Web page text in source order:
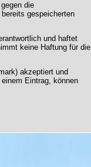
die
gespeicherten
und haftet
keine Haftung für die
akzeptiert und
Eintrag, können